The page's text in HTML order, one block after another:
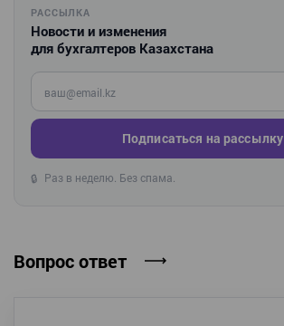
РАССЫЛКА
Новости и изменения
для бухгалтеров Казахстана
Введите ваш e-mail
Подписаться на рассылку
🔒 Раз в неделю. Без спама.
Вопрос ответ